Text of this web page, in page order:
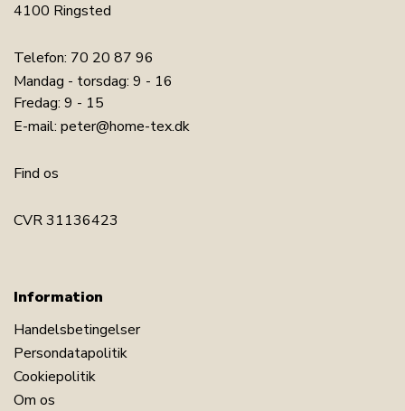
4100 Ringsted
Telefon: 70 20 87 96
Mandag - torsdag: 9 - 16
Fredag: 9 - 15
E-mail: peter@home-tex.dk
Find os
CVR 31136423
Information
Handelsbetingelser
Persondatapolitik
Cookiepolitik
Om os